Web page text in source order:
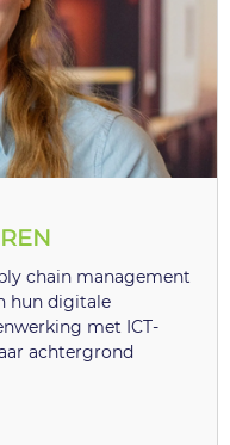
chain management
hun digitale
met ICT-
achtergrond